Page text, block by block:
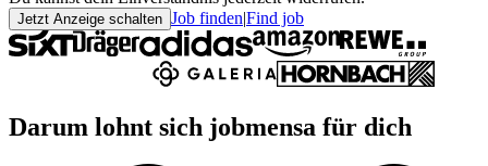
Jetzt Anzeige schalten Job finden|Find job
Darum lohnt sich jobmensa für dich